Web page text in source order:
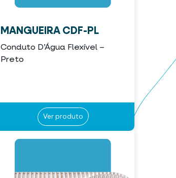
MANGUEIRA CDF-PL
Conduto D’Água Flexível –
Preto
Ver produto